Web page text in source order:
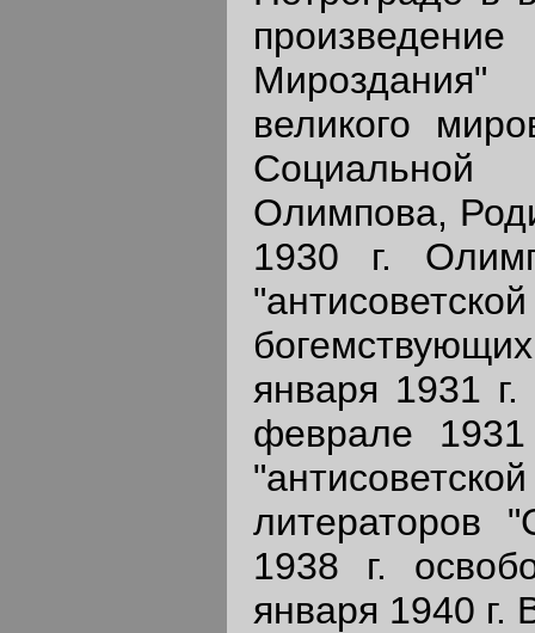
великого
Олимпова,
1930 г.
января 1931
феврале
литераторов
1938 г.
января 1940 г.